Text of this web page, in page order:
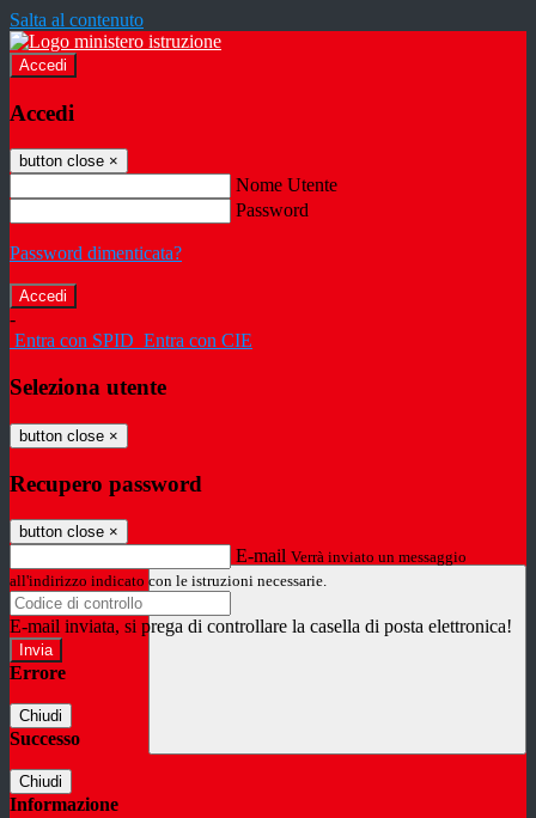
Salta al contenuto
Accedi
Accedi
button close ×
Nome Utente
Password
Password dimenticata?
-
Entra con SPID Entra con CIE
Seleziona utente
button close ×
Recupero password
button close ×
E-mail Verrà inviato un messaggio
all'indirizzo indicato con le istruzioni necessarie.
E-mail inviata, si prega di controllare la casella di posta elettronica!
Errore
Chiudi
Successo
Chiudi
Informazione